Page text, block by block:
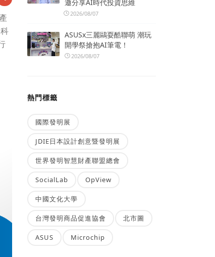
邀分享AI時代投資思維
2026/08/07
ASUSx三麗鷗耍酷聯萌 潮玩
開學祭搶抱AI筆電！
2026/08/07
熱門標籤
國際發明展
JDIE日本設計創意暨發明展
世界發明智慧財產聯盟總會
SocialLab OpView
中國文化大學
台灣發明商品促進協會 北市圖
ASUS Microchip